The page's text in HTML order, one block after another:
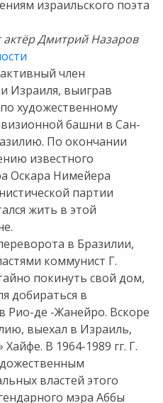
израильского поэта
актёр Дмитрий Назаров
член
Израиля, выиграв
художественному
башни в Сан-
По окончании
известного
Оскара Нимейера
партии
жить в этой
в Бразилии,
коммунист Г.
покинуть свой дом,
добираться в
Рио-де -Жанейро. Вскоре
выехал в Израиль,
Хайфе. В 1964-1989 гг. Г.
властей этого
мэра Аббы